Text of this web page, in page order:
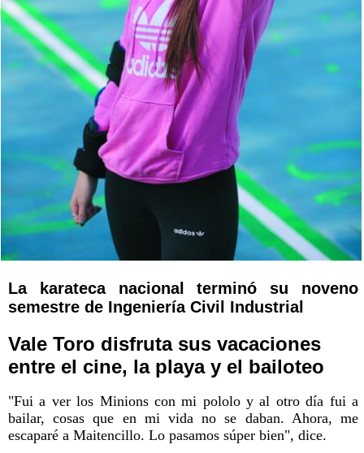
La karateca nacional terminó su noveno
semestre de Ingeniería Civil Industrial
Vale Toro disfruta sus vacaciones
entre el cine, la playa y el bailoteo
"Fui a ver los Minions con mi pololo y al otro día fui a
bailar, cosas que en mi vida no se daban. Ahora, me
escaparé a Maitencillo. Lo pasamos súper bien", dice.